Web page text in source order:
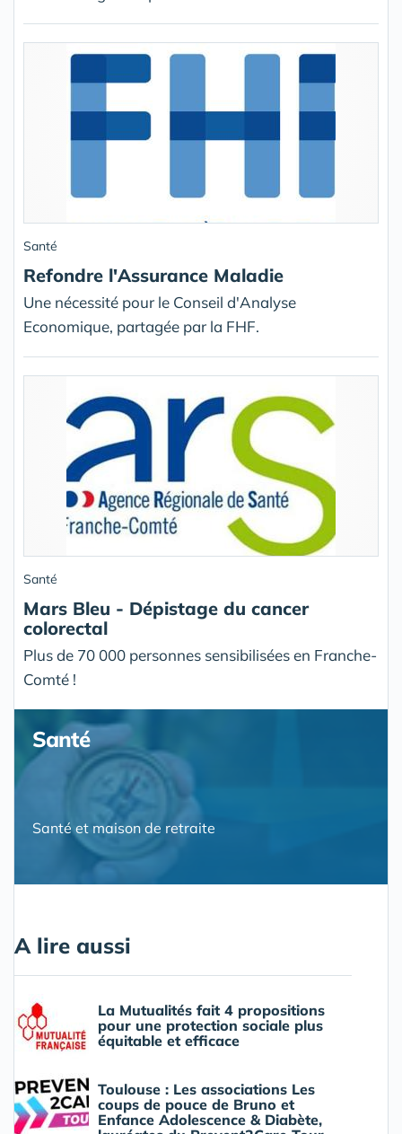
Santé
Refondre l'Assurance Maladie
Une nécessité pour le Conseil d'Analyse
Economique, partagée par la FHF.
Santé
Mars Bleu - Dépistage du cancer
colorectal
Plus de 70 000 personnes sensibilisées en Franche-
Comté !
Santé
Santé et maison de retraite
A lire aussi
La Mutualités fait 4 propositions
pour une protection sociale plus
équitable et efficace
Toulouse : Les associations Les
coups de pouce de Bruno et
Enfance Adolescence & Diabète,